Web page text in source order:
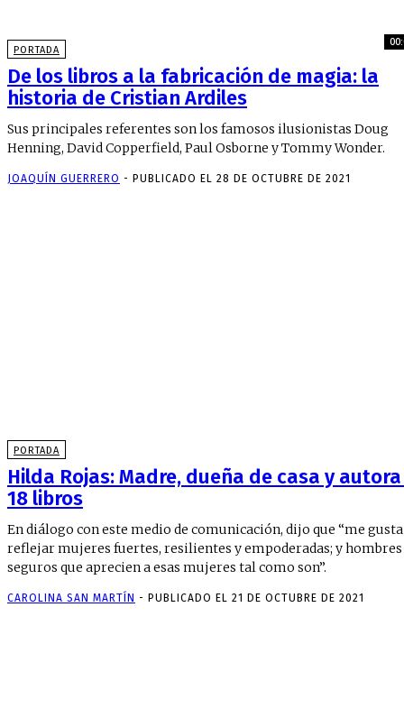
PORTADA
De los libros a la fabricación de magia: la
historia de Cristian Ardiles
Sus principales referentes son los famosos ilusionistas Doug
Henning, David Copperfield, Paul Osborne y Tommy Wonder.
JOAQUÍN GUERRERO - PUBLICADO EL 28 DE OCTUBRE DE 2021
PORTADA
Hilda Rojas: Madre, dueña de casa y
18 libros
En diálogo con este medio de comunicación, dijo que “me gusta
reflejar mujeres fuertes, resilientes y empoderadas; y hombres
seguros que aprecien a esas mujeres tal como son”.
CAROLINA SAN MARTÍN - PUBLICADO EL 21 DE OCTUBRE DE 2021